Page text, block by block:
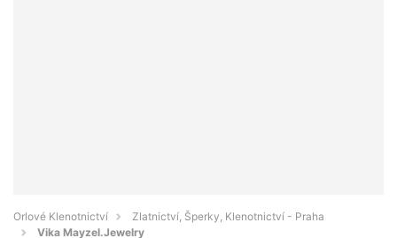
Orlové Klenotnictví
Zlatnictví, Šperky, Klenotnictví - Praha
Vika Mayzel.Jewelry